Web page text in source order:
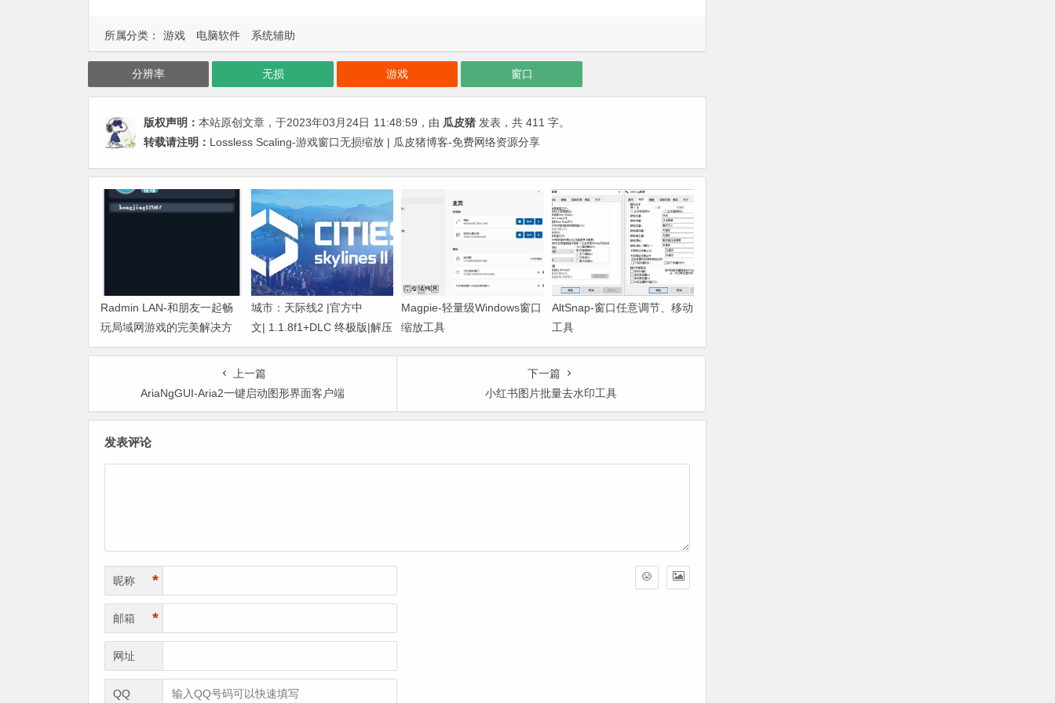
所属分类： 游戏 电脑软件 系统辅助
分辨率 无损 游戏 窗口
版权声明： 本站原创文章，于2023年03月24日 11:48:59 ，由 瓜皮猪 发表，共 411 字。
转载请注明： Lossless Scaling-游戏窗口无损缩放 | 瓜皮猪博客-免费网络资源分享
Radmin LAN-和朋友一起畅
玩局域网游戏的完美解决方
案
城市：天际线2 |官方中
文| 1.1.8f1+DLC 终极版|解压
即撸|
Magpie-轻量级Windows窗口
缩放工具
AltSnap-窗口任意调节、移动
工具
上一篇
AriaNgGUI-Aria2一键启动图形界面客户端
下一篇
小红书图片批量去水印工具
发表评论
昵称 *
邮箱 *
网址
QQ